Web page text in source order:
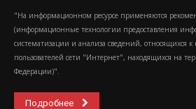
"На информационном ресурсе применяются
(информационные технологии предоставления
систематизации и анализа сведений, относящихся
пользователей сети "Интернет", находящихся на
Федерации)".
Подробнее